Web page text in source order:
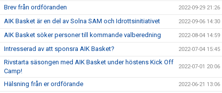
Brev från ordföranden 2022-09-29 21:26
AIK Basket är en del av Solna SAM och Idrottsinitiativet 2022-09-06 14:30
AIK Basket söker personer till kommande valberedning 2022-08-04 14:59
Intresserad av att sponsra AIK Basket? 2022-07-04 15:45
Rivstarta säsongen med AIK Basket under höstens Kick Off
Camp!
2022-07-01 20:06
Hälsning från er ordförande 2022-06-21 13:06